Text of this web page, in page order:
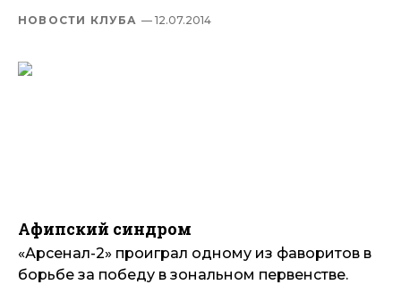
НОВОСТИ КЛУБА — 12.07.2014
Афипский синдром
«Арсенал-2» проиграл одному из фаворитов в
борьбе за победу в зональном первенстве.